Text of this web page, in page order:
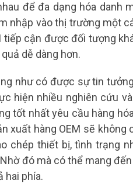
để đa dạng hóa danh
nhập vào thị trường một
tiếp cận được đối tượng
dễ dàng hơn.
như có được sự tin
hiện nhiều nghiên cứu
tốt nhất yêu cầu hàng
xuất hàng OEM sẽ không
chép thiết bị, tình trạng
đó mà có thể mang
hai phía.